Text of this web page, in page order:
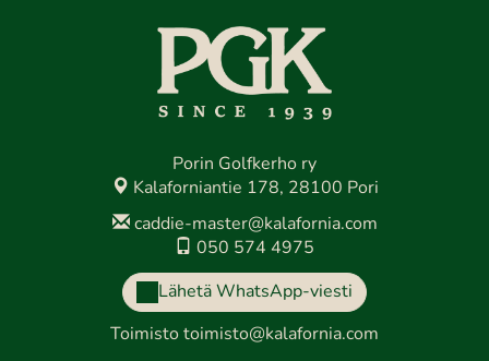
Porin Golfkerho ry
Kalaforniantie 178, 28100 Pori
caddie-master@kalafornia.com
050 574 4975
Lähetä WhatsApp-viesti
Toimisto toimisto@kalafornia.com